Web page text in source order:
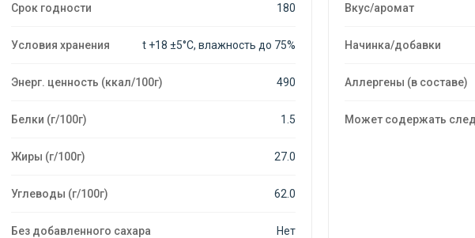
Срок годности 180
Условия хранения t +18 ±5°C, влажность до 75%
Энерг. ценность (ккал/100г) 490
Белки (г/100г) 1.5
Жиры (г/100г) 27.0
Углеводы (г/100г) 62.0
Без добавленного сахара Нет
Вкус/аромат
Начинка/добавки
Аллергены (в составе)
Может содержать